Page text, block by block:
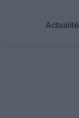
Actualité